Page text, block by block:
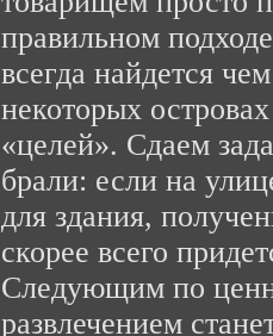
правильном
всегда найдется
некоторых
«целей». Сдаем
брали: если на
для здания,
скорее всего
Следующим по
развлечением